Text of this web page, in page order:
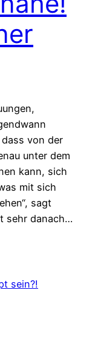
von der
unter dem
kann, sich
mit sich
sagt
sehr danach…